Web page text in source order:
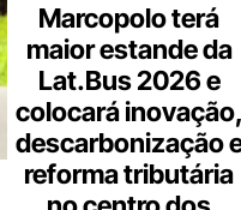
Marcopolo terá
maior estande da
Lat.Bus 2026 e
colocará inovação,
descarbonização
reforma tributária